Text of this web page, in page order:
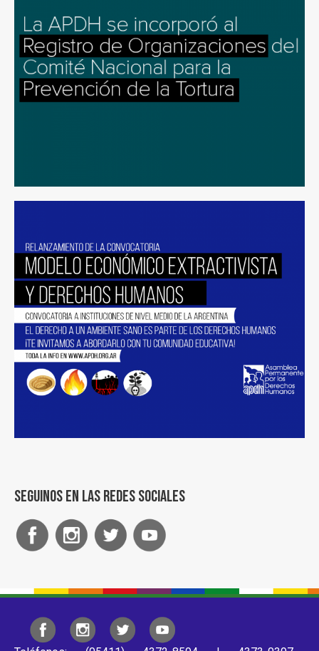
Seguinos en las redes sociales